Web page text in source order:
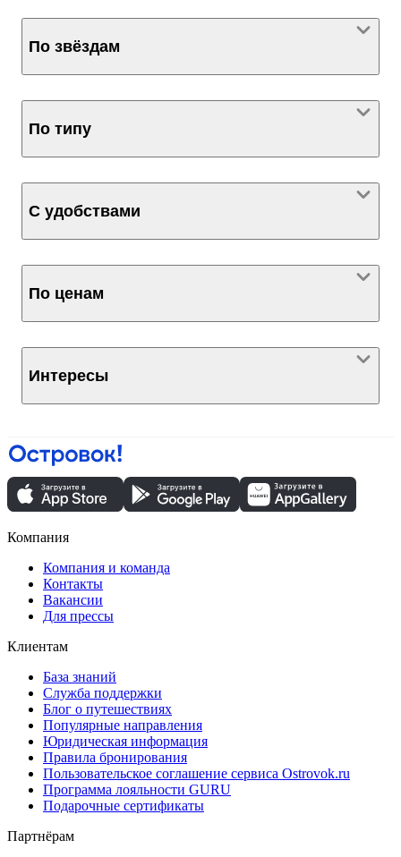
По звёздам
По типу
С удобствами
По ценам
Интересы
Компания
Компания и команда
Контакты
Вакансии
Для прессы
Клиентам
База знаний
Служба поддержки
Блог о путешествиях
Популярные направления
Юридическая информация
Правила бронирования
Пользовательское соглашение сервиса Ostrovok.ru
Программа лояльности GURU
Подарочные сертификаты
Партнёрам